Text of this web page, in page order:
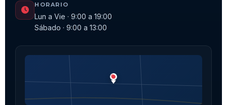
HORARIO
Lun a Vie · 9:00 a 19:00
Sábado · 9:00 a 13:00